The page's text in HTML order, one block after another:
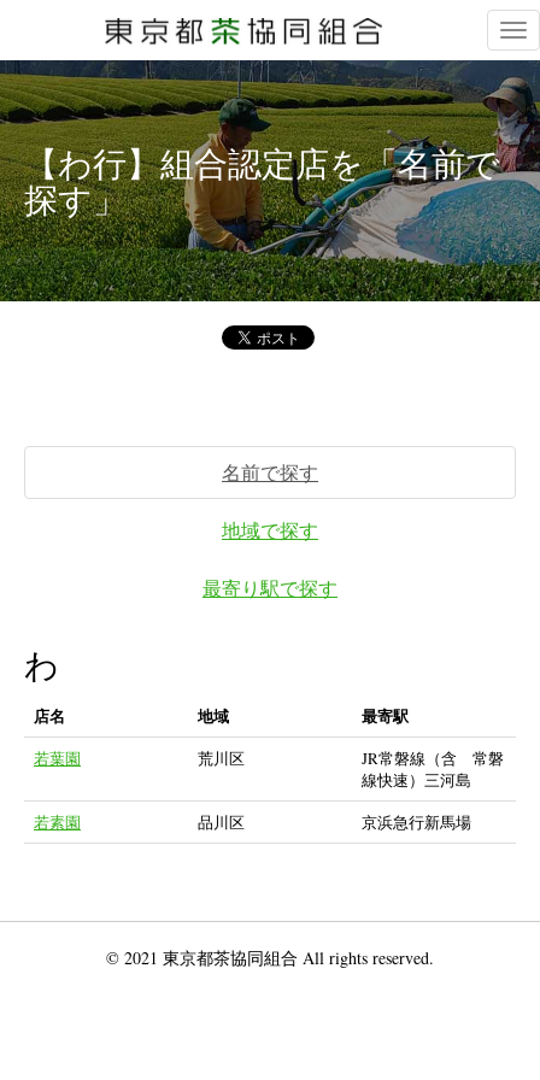
【わ行】組合認定店を「名前で
探す」
名前で探す
地域で探す
最寄り駅で探す
わ
店名 地域 最寄駅
若葉園 荒川区
JR常磐線（含 常磐
線快速）三河島
若素園
品川区 京浜急行新馬場
© 2021 東京都茶協同組合 All rights reserved.